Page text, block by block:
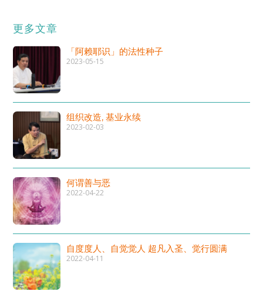
更多文章
「阿赖耶识」的法性种子
2023-05-15
组织改造, 基业永续
2023-02-03
何谓善与恶
2022-04-22
自度度人、自觉觉人 超凡入圣、觉行圆满
2022-04-11